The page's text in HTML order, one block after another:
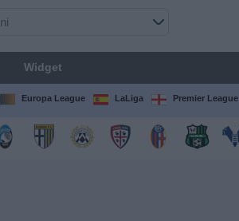
Widget
Europa League LaLiga Premier League